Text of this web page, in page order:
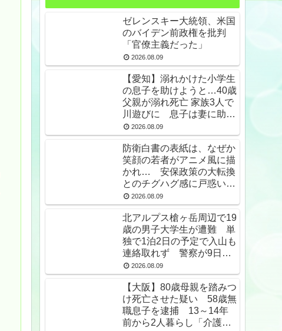
ゼレンスキー大統領、米国
のバイデン前政権を批判
「官僚主義だった」
2026.08.09
【愛知】溺れかけた小学生
の息子を助けようと…40歳
父親が溺れ死亡 家族3人で
川遊びに 息子は妻に助け
られる ★2
2026.08.09
防衛白書の表紙は、なぜか
笑顔の若者がアニメ風に描
かれ… 安保政策の大転換
とのチグハグ感に戸惑いの
声2026.08.09
北アルプス槍ヶ岳周辺で19
歳の男子大学生が遭難 単
独で1泊2日の予定で入山も
連絡取れず 警察が9日以
降捜索予定
2026.08.09
【大阪】80歳母親を踏みつ
け死亡させた疑い 58歳無
職息子を逮捕 13～14年
前から2人暮らし「介護疲